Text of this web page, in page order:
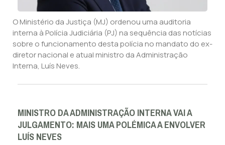
O Ministério da Justiça (MJ) ordenou uma auditoria
interna à Polícia Judiciária (PJ) na sequência das notícias
sobre o funcionamento desta polícia no mandato do ex-
diretor nacional e atual ministro da Administração
Interna, Luís Neves.
MINISTRO DA ADMINISTRAÇÃO INTERNA VAI A
JULGAMENTO: MAIS UMA POLÉMICA A ENVOLVER
LUÍS NEVES